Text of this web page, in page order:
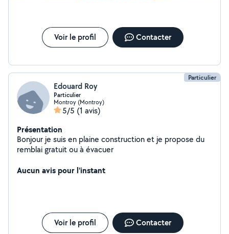
Voir le profil Contacter
Particulier
Edouard Roy
Particulier
Montroy (Montroy)
5/5 (1 avis)
Présentation
Bonjour je suis en plaine construction et je propose du
remblai gratuit ou à évacuer
Aucun avis pour l'instant
Voir le profil Contacter